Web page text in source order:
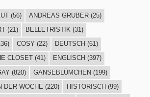
(56) ANDREAS GRUBER(25)
(21) BELLETRISTIK(31)
COSY (22) DEUTSCH (61)
CLOSET(41) ENGLISCH (397)
(820) GÄNSEBLÜMCHEN(199)
DER WOCHE (220) HISTORISCH (99)